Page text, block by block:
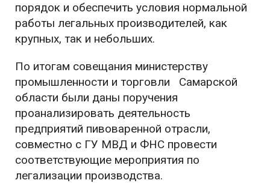
порядок и обеспечить условия нормальной
работы легальных производителей, как
крупных, так и небольших.
По итогам совещания министерству
промышленности и торговли Самарской
области были даны поручения
проанализировать деятельность
предприятий пивоваренной отрасли,
совместно с ГУ МВД и ФНС провести
соответствующие мероприятия по
легализации производства.